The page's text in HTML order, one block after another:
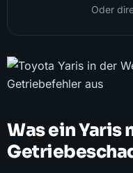
Oder
Was ein Yaris